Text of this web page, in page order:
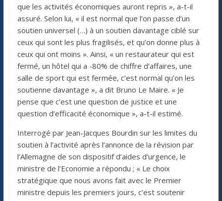
que les activités économiques auront repris », a-t-il
assuré. Selon lui, « il est normal que l’on passe d’un
soutien universel (…) à un soutien davantage ciblé sur
ceux qui sont les plus fragilisés, et qu’on donne plus à
ceux qui ont moins ». Ainsi, « un restaurateur qui est
fermé, un hôtel qui a -80% de chiffre d’affaires, une
salle de sport qui est fermée, c’est normal qu’on les
soutienne davantage », a dit Bruno Le Maire. « Je
pense que c’est une question de justice et une
question d’efficacité économique », a-t-il estimé.
Interrogé par Jean-Jacques Bourdin sur les limites du
soutien à l’activité après l’annonce de la révision par
l’Allemagne de son dispositif d’aides d’urgence, le
ministre de l’Economie a répondu ; « Le choix
stratégique que nous avons fait avec le Premier
ministre depuis les premiers jours, c’est soutenir